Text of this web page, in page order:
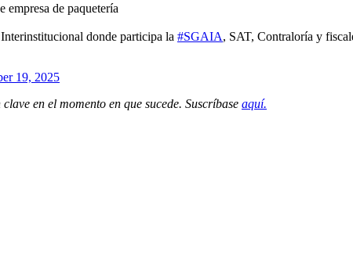
empresa de paquetería
donde participa la #SGAIA, SAT, Contraloría y
19, 2025
en el momento en que sucede. Suscríbase aquí.